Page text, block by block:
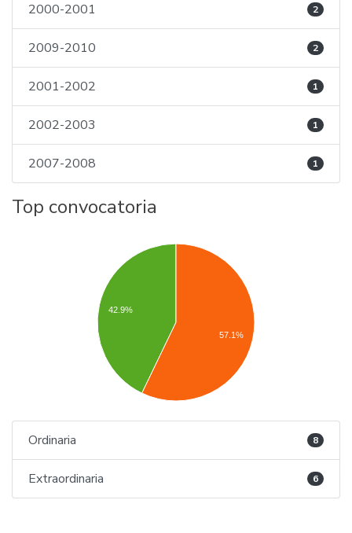
2000-2001 2
2009-2010 2
2001-2002 1
2002-2003 1
2007-2008 1
Top convocatoria
42.9%
57.1%
Ordinaria 8
Extraordinaria 6